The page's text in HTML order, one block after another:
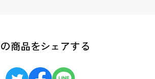
商品をシェアする